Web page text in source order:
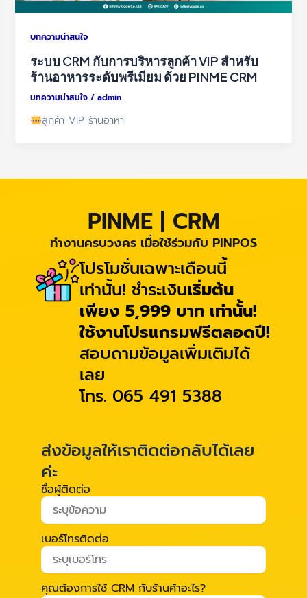
บทความน่าสนใจ
ระบบ CRM กับการบริหารลูกค้า VIP สำหรับ
ร้านอาหารระดับพรีเมียม ด้วย PINME CRM
บทความน่าสนใจ /admin
ลูกค้า VIP ร้านอาหา
PINME | CRM
ทำงานครบวงคร เมื่อใช้ร่วมกับ PINPOS
โปรโมชั่นเฉพาะเดือนนี้
เท่านั้น! ชำระเงินเริ่มต้น
เพียง 5,999 บาท เท่านั้น!
ใช้งานโปรแกรมฟรีตลอดปี!
สอบถามข้อมูลเพิ่มเติมได้
เลย
โทร. 065 491 5388
ส่งข้อมูลให้เราติดต่อกลับได้เลย
ค่ะ
ชื่อผู้ติดต่อ
เบอร์โทรติดต่อ
คุณต้องการใช้ CRM กับร้านค้าอะไร?